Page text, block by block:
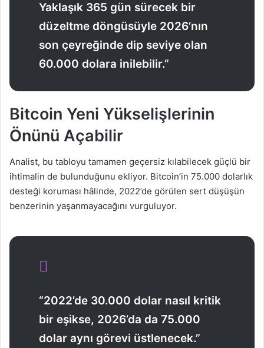
Yaklaşık 365 gün sürecek bir
düzeltme döngüsüyle 2026’nın
son çeyreğinde dip seviye olan
60.000 dolara inilebilir.”
Bitcoin Yeni Yükselişlerinin
Önünü Açabilir
Analist, bu tabloyu tamamen geçersiz kılabilecek güçlü bir
ihtimalin de bulunduğunu ekliyor. Bitcoin’in 75.000 dolarlık
desteği koruması hâlinde, 2022’de görülen sert düşüşün
benzerinin yaşanmayacağını vurguluyor.
“2022’de 30.000 dolar nasıl kritik
bir eşikse, 2026’da da 75.000
dolar aynı görevi üstlenecek.”